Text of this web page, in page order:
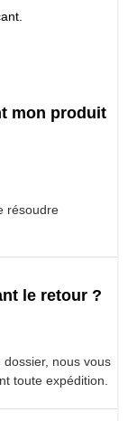
mon produit
résoudre
le retour ?
nous vous
toute expédition.